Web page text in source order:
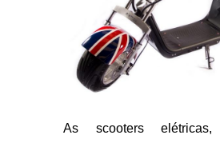
As scooters elétricas,